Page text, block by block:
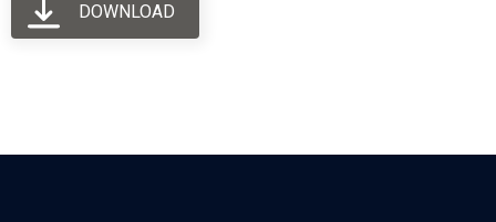
DOWNLOAD